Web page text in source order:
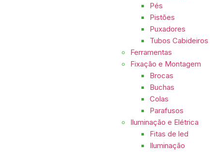
Pés
Pistões
Puxadores
Tubos Cabideiros
Ferramentas
Fixação e Montagem
Brocas
Buchas
Colas
Parafusos
Iluminação e Elétrica
Fitas de led
Iluminação